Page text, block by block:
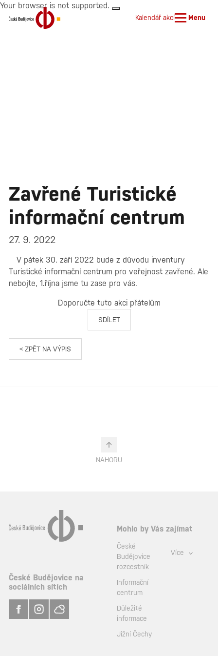
Your browser is not supported.
Kalendář akcí Menu
Zavřené Turistické
informační centrum
27. 9. 2022
V pátek 30. září 2022 bude z důvodu inventury
Turistické informační centrum pro veřejnost zavřené. Ale
nebojte, 1.října jsme tu zase pro vás.
Doporučte tuto akci přátelům
SDÍLET
< ZPĚT NA VÝPIS
NAHORU
České Budějovice na
sociálních sítích
Mohlo by Vás zajímat
České
Budějovice
rozcestník
Informační
centrum
Důležité
informace
Jižní Čechy
Více